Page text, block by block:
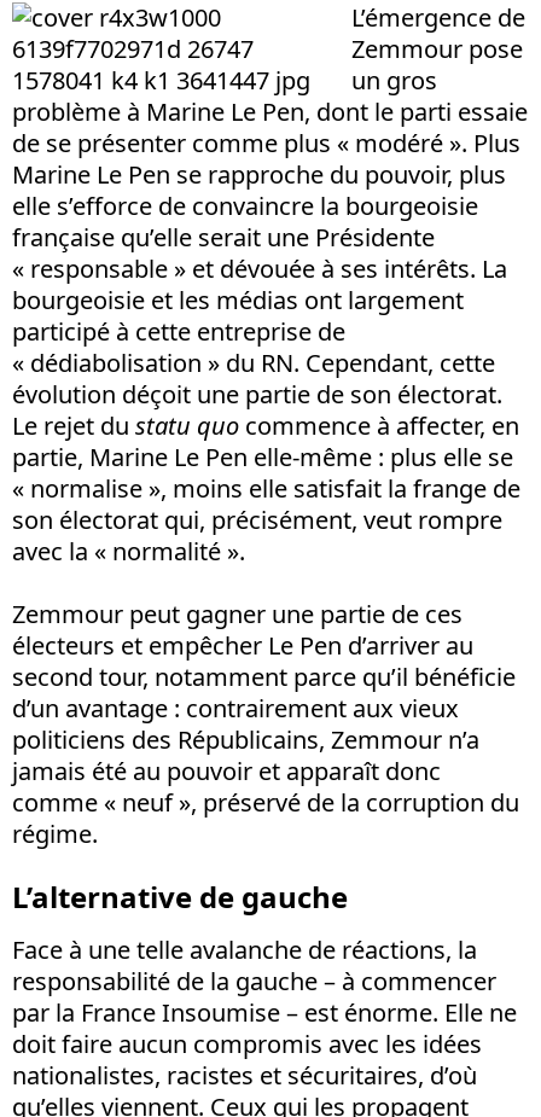
L’émergence de
Zemmour pose
un gros
problème à Marine Le Pen, dont le parti essaie
de se présenter comme plus « modéré ». Plus
Marine Le Pen se rapproche du pouvoir, plus
elle s’efforce de convaincre la bourgeoisie
française qu’elle serait une Présidente
« responsable » et dévouée à ses intérêts. La
bourgeoisie et les médias ont largement
participé à cette entreprise de
« dédiabolisation » du RN. Cependant, cette
évolution déçoit une partie de son électorat.
Le rejet du statu quo commence à affecter, en
partie, Marine Le Pen elle-même : plus elle se
« normalise », moins elle satisfait la frange de
son électorat qui, précisément, veut rompre
avec la « normalité ».
Zemmour peut gagner une partie de ces
électeurs et empêcher Le Pen d’arriver au
second tour, notamment parce qu’il bénéficie
d’un avantage : contrairement aux vieux
politiciens des Républicains, Zemmour n’a
jamais été au pouvoir et apparaît donc
comme « neuf », préservé de la corruption du
régime.
L’alternative de gauche
Face à une telle avalanche de réactions, la
responsabilité de la gauche – à commencer
par la France Insoumise – est énorme. Elle ne
doit faire aucun compromis avec les idées
nationalistes, racistes et sécuritaires, d’où
qu’elles viennent. Ceux qui les propagent